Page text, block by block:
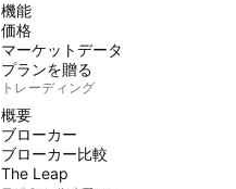
機能
価格
マーケットデータ
プランを贈る
トレーディング
概要
ブローカー
ブローカー比較
The Leap